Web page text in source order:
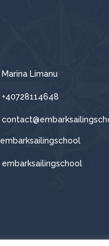
Marina Limanu
+40728114648
embarksailingschool
embarksailingschool